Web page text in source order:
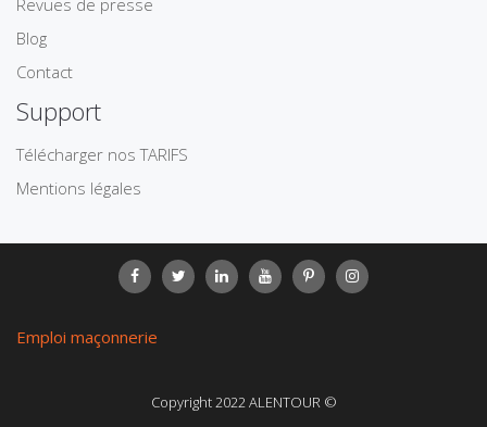
Revues de presse
Blog
Contact
Support
Télécharger nos TARIFS
Mentions légales
Emploi maçonnerie
Copyright 2022 ALENTOUR ©